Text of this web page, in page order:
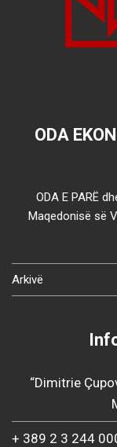
ODA
ODA E PARË
Maqedonisë së
Arkivë
“Dimitrie
+ 389 2 3 244